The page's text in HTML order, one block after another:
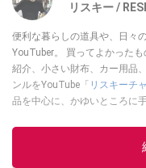
リスキー /
便利な暮らしの道具や、日々
YouTuber。 買ってよかった
紹介、小さい財布、カー用品
ンルをYouTube「 リスキーチ
品を中心に、かゆいところに